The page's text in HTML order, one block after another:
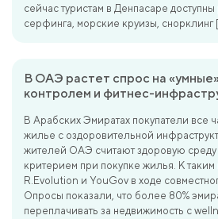
сейчас туристам в Денпасаре
серфинга, морские круизы, снорклинг
В ОАЭ растет спрос на
контролем и фитнес-
В Арабских Эмиратах покупатели все
жилье с оздоровительной
жителей ОАЭ считают здоровую среду
критерием при покупке жилья. К
R.Evolution и YouGov в ходе
Опросы показали, что более 80%
переплачивать за недвижимость с